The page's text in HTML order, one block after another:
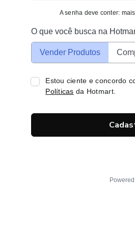
A senha deve conter:
O que você busca na
Vender Produtos
Estou ciente e concordo
Políticas da Hotmart.